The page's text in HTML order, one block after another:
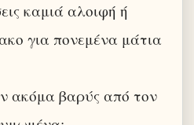
καμιά αλοιφή ή
για πονεμένα μάτια
ακόμα βαρύς από τον